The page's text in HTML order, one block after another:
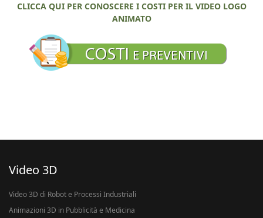
CLICCA QUI PER CONOSCERE I COSTI PER IL VIDEO LOGO
ANIMATO
Video 3D
Video 3D di Robot e Processi Industriali
Animazioni 3D in Pubblicità e Medicina